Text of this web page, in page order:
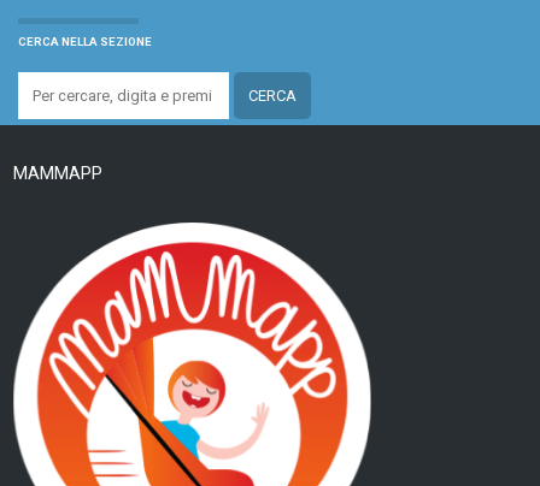
CERCA NELLA SEZIONE
MAMMAPP